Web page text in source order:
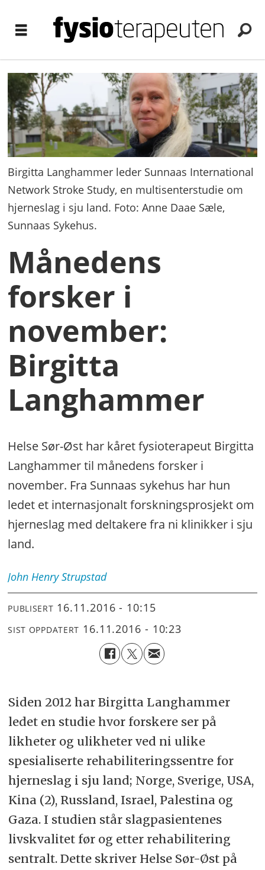
Birgitta Langhammer leder Sunnaas International
Network Stroke Study, en multisenterstudie om
hjerneslag i sju land. Foto: Anne Daae Sæle,
Sunnaas Sykehus.
Månedens
forsker i
november:
Birgitta
Langhammer
Helse Sør-Øst har kåret fysioterapeut Birgitta
Langhammer til månedens forsker i
november. Fra Sunnaas sykehus har hun
ledet et internasjonalt forskningsprosjekt om
hjerneslag med deltakere fra ni klinikker i sju
land.
John Henry Strupstad
PUBLISERT 16.11.2016 - 10:15
SIST OPPDATERT 16.11.2016 - 10:23
Siden 2012 har Birgitta Langhammer
ledet en studie hvor forskere ser på
likheter og ulikheter ved ni ulike
spesialiserte rehabiliteringssentre for
hjerneslag i sju land; Norge, Sverige, USA,
Kina (2), Russland, Israel, Palestina og
Gaza. I studien står slagpasientenes
livskvalitet før og etter rehabilitering
sentralt. Dette skriver Helse Sør-Øst på